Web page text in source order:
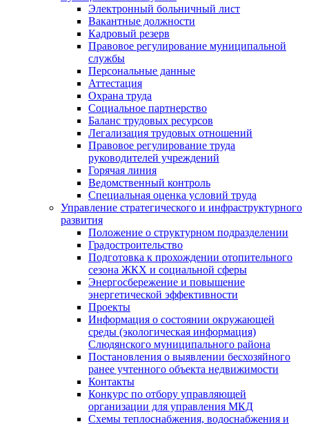
Электронный больничный лист
Вакантные должности
Кадровый резерв
Правовое регулирование муниципальной
службы
Персональные данные
Аттестация
Охрана труда
Социальное партнерство
Баланс трудовых ресурсов
Легализация трудовых отношений
Правовое регулирование труда
руководителей учреждений
Горячая линия
Ведомственный контроль
Специальная оценка условий труда
Управление стратегического и инфраструктурного
развития
Положение о структурном подразделении
Градостроительство
Подготовка к прохождении отопительного
сезона ЖКХ и социальной сферы
Энергосбережение и повышение
энергетической эффективности
Проекты
Информация о состоянии окружающей
среды (экологическая информация)
Слюдянского муниципального района
Постановления о выявлении бесхозяйного
ранее учтенного объекта недвижимости
Контакты
Конкурс по отбору управляющей
организации для управления МКД
Схемы теплоснабжения, водоснабжения и